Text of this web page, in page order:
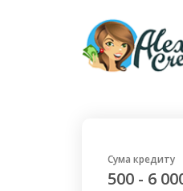
Сума кредиту
500 - 6